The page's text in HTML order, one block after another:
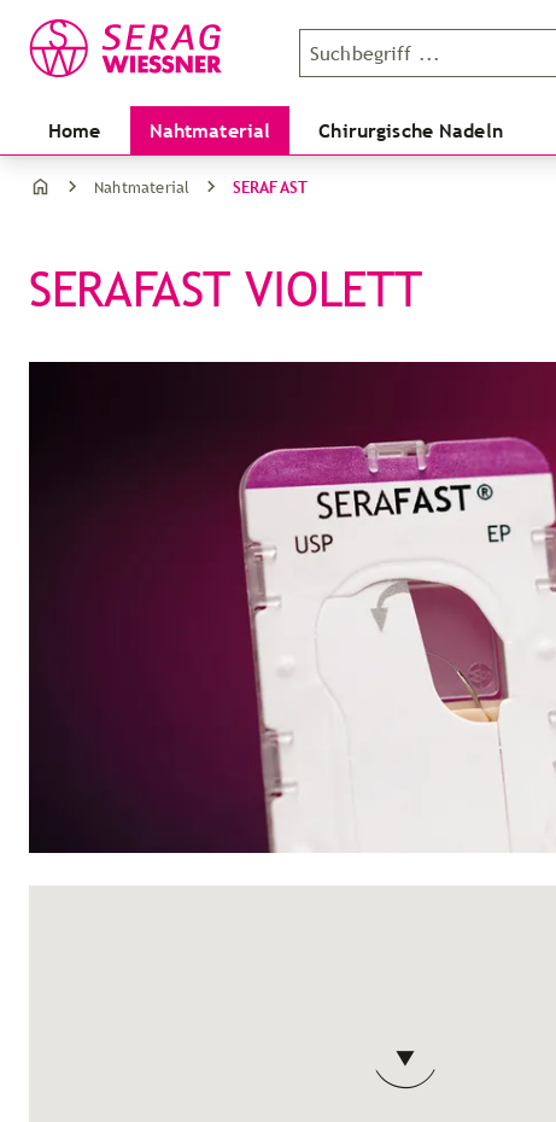
Home Nahtmaterial Chirurgische Nadeln
Nahtmaterial SERAFAST
SERAFAST VIOLETT